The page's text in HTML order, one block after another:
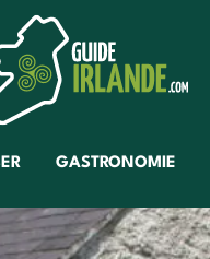
GASTRONOMIE